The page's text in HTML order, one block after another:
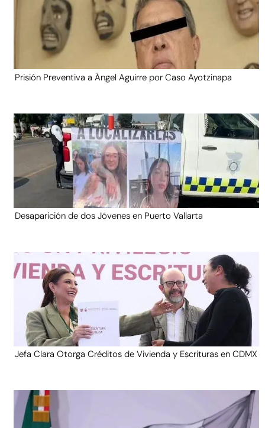
Prisión Preventiva a Ángel Aguirre por Caso Ayotzinapa
Desaparición de dos Jóvenes en Puerto Vallarta
Jefa Clara Otorga Créditos de Vivienda y Escrituras en CDMX